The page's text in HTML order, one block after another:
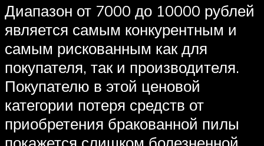
Диапазон от 7000 до 10000 рублей
является самым конкурентным и
самым рискованным как для
покупателя, так и производителя.
Покупателю в этой ценовой
категории потеря средств от
приобретения бракованной пилы
покажется слишком болезненной,